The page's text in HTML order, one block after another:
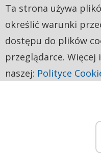
Ta strona używa
określić warunki
dostępu do plików
przeglądarce.
naszej: Polityce